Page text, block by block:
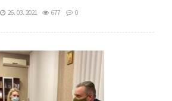
26. 03. 2021 677 0